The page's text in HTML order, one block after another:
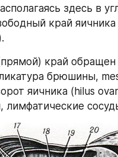
здесь в
край
край обращен
брюшины,
яичника (hilus
лимфатические